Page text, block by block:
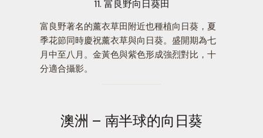
11. 富良野向日葵田
富良野著名的薰衣草田附近也種植向日葵，夏
季花節同時慶祝薰衣草與向日葵。盛開期為七
月中至八月。金黃色與紫色形成強烈對比，十
分適合攝影。
澳洲 – 南半球的向日葵